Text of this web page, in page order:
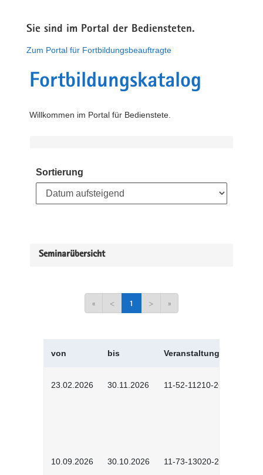
Sie sind im Portal der Bediensteten.
Zum Portal für Fortbildungsbeauftragte
Fortbildungskatalog
Willkommen im Portal für Bedienstete.
Sortierung
Seminarübersicht
« < 1 > »
von bis Veranstaltungskürzel
23.02.2026 30.11.2026 11-52-11210-2602
10.09.2026 30.10.2026 11-73-13020-2601